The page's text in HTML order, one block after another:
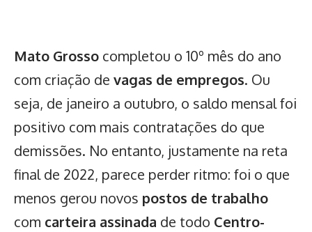
Mato Grosso completou o 10º mês do ano
com criação de vagas de empregos. Ou
seja, de janeiro a outubro, o saldo mensal foi
positivo com mais contratações do que
demissões. No entanto, justamente na reta
final de 2022, parece perder ritmo: foi o que
menos gerou novos postos de trabalho
com carteira assinada de todo Centro-